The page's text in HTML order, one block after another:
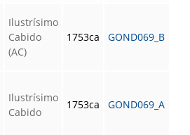
Ilustrísimo
Cabido
(AC)
1753ca GOND069_B
Ilustrísimo
Cabido
1753ca GOND069_A